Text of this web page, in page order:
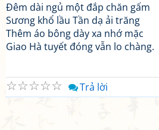
Đêm dài ngủ một đắp chăn gấm
Sương khổ lầu Tần dạ ải trăng
Thêm áo bông dày xa nhớ mặc
Giao Hà tuyết đóng vẫn lo chàng.
☆
☆
☆
☆
☆ Trả lời